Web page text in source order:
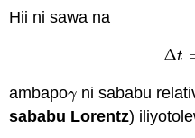
Hii ni sawa na
Δt
Δ t
ambapoγ
γ ni sababu
sababu Lorentz)